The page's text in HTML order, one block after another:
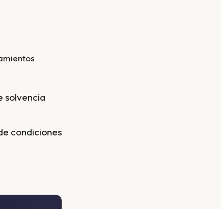
solvencia
condiciones